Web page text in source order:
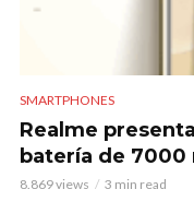
SMARTPHONES
Realme
batería de 7000
8.869 views 3 min read